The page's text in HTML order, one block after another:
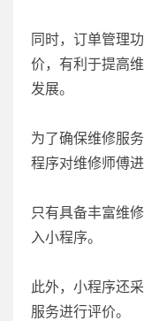
同时，订单管理
价，有利于提高
发展。
为了确保维修服
程序对维修师傅
只有具备丰富维
入小程序。
此外，小程序还
服务进行评价。